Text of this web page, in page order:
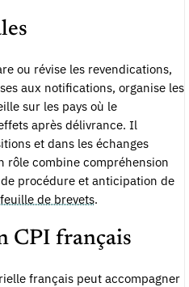
ou révise les revendications,
aux notifications, organise les
sur les pays où le
après délivrance. Il
et dans les échanges
rôle combine compréhension
procédure et anticipation de
de brevets.
CPI français
français peut accompagner